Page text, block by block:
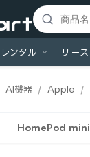
レンタル リース
AI機器 / Apple /
HomePod mini